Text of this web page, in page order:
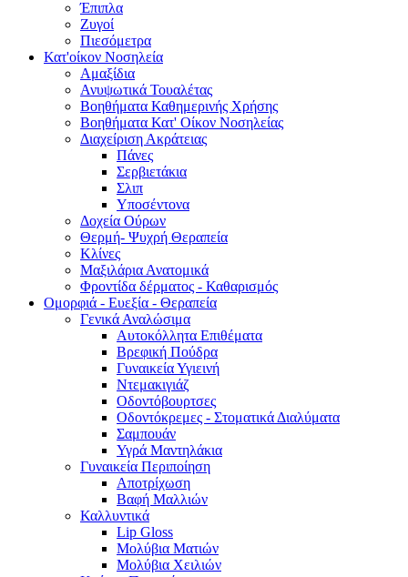
Έπιπλα
Ζυγοί
Πιεσόμετρα
Κατ'οίκον Νοσηλεία
Αμαξίδια
Ανυψωτικά Τουαλέτας
Βοηθήματα Καθημερινής Χρήσης
Βοηθήματα Κατ' Οίκον Νοσηλείας
Διαχείριση Ακράτειας
Πάνες
Σερβιετάκια
Σλιπ
Υποσέντονα
Δοχεία Ούρων
Θερμή- Ψυχρή Θεραπεία
Κλίνες
Μαξιλάρια Ανατομικά
Φροντίδα δέρματος - Καθαρισμός
Ομορφιά - Ευεξία - Θεραπεία
Γενικά Αναλώσιμα
Αυτοκόλλητα Επιθέματα
Βρεφική Πούδρα
Γυναικεία Υγιεινή
Ντεμακιγιάζ
Οδοντόβουρτσες
Οδοντόκρεμες - Στοματικά Διαλύματα
Σαμπουάν
Υγρά Μαντηλάκια
Γυναικεία Περιποίηση
Αποτρίχωση
Βαφή Μαλλιών
Καλλυντικά
Lip Gloss
Μολύβια Ματιών
Μολύβια Χειλιών